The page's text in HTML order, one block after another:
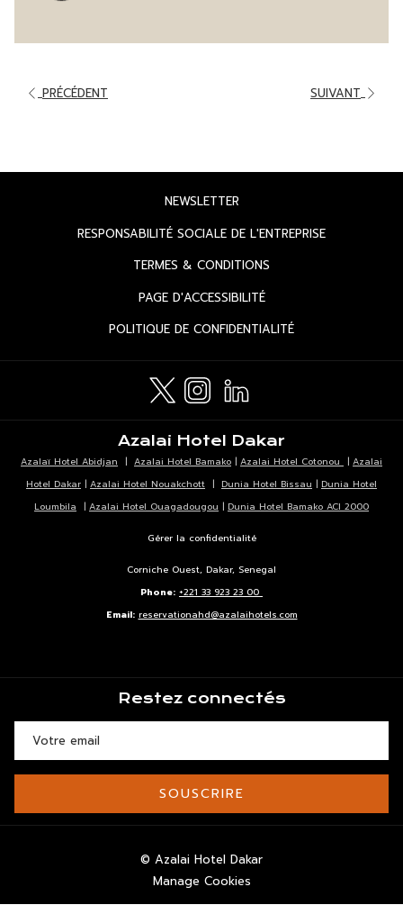
PRÉCÉDENT SUIVANT
NEWSLETTEROUVRIR
NOUVEL
ONGLET
RESPONSABILITÉ SOCIALE DE L'ENTREPRISEOUVRIR
TERMES & CONDITIONS
NOUVEL
PAGE D'ACCESSIBILITÉOUVRIR
DANS
NOUVEL
POLITIQUE DE CONFIDENTIALITÉOUVRIR
Azalai Hotel Dakar
Azalaï Hotel Abidjan | Azalai Hotel Bamako | Azalai Hotel Cotonou | Azalai
Hotel Dakar | Azalai Hotel Nouakchott | Dunia Hotel Bissau | Dunia Hotel
Loumbila | Azalai Hotel Ouagadougou | Dunia Hotel Bamako ACI 2000
Gérer la confidentialité
Corniche Ouest, Dakar, Senegal
Phone: +221 33 923 23 00
Email: reservationahd@azalaihotels.com
Restez connectés
SOUSCRIRE
© Azalai Hotel Dakar
Manage Cookies